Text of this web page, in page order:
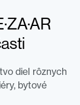
diel rôznych
bytové